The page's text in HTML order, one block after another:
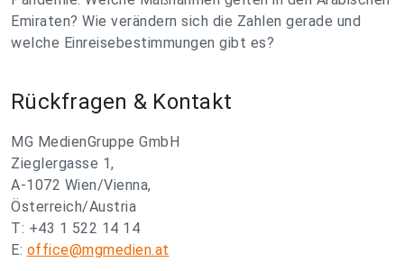
Emiraten? Wie verändern sich die Zahlen gerade und
welche Einreisebestimmungen gibt es?
Rückfragen & Kontakt
MG MedienGruppe GmbH
Zieglergasse 1,
A-1072 Wien/Vienna,
Österreich/Austria
T: +43 1 522 14 14
E: office@mgmedien.at